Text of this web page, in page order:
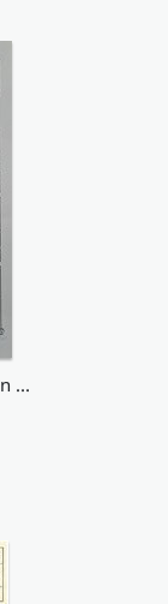
Timothée Titan / Timoty Titan - L'avaleur d'étoiles / Il mangiatore di stelle